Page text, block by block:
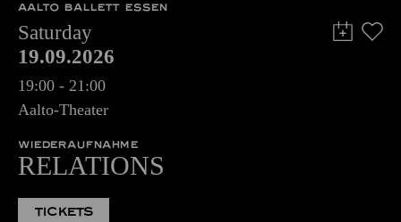
AALTO BALLETT ESSEN
Saturday
19.09.2026
19:00 - 21:00
Aalto-Theater
WIEDERAUFNAHME
RELATIONS
TICKETS